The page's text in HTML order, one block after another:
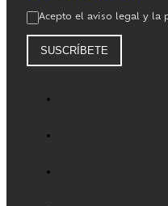
Acepto el aviso legal y la
SUSCRÍBETE